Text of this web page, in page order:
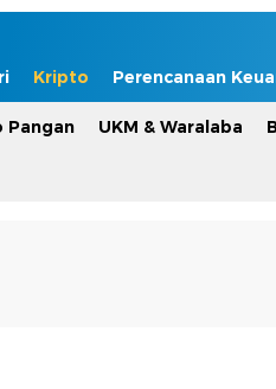
Kripto Perencanaan
Pangan UKM & Waralaba